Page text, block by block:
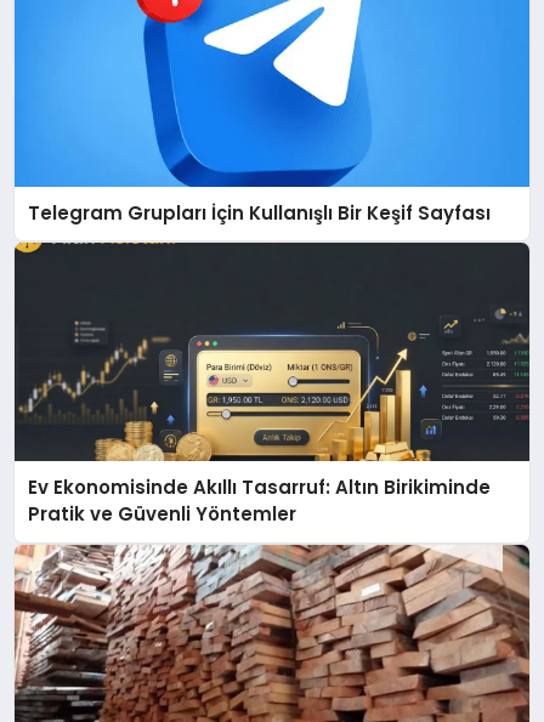
Telegram Grupları İçin Kullanışlı Bir Keşif Sayfası
Ev Ekonomisinde Akıllı Tasarruf: Altın Birikiminde
Pratik ve Güvenli Yöntemler